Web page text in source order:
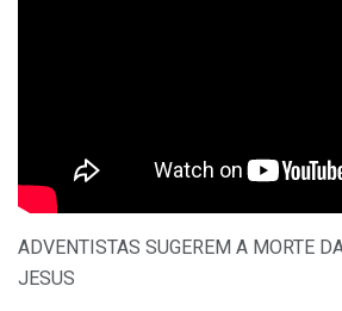
ADVENTISTAS SUGEREM A MORTE
JESUS